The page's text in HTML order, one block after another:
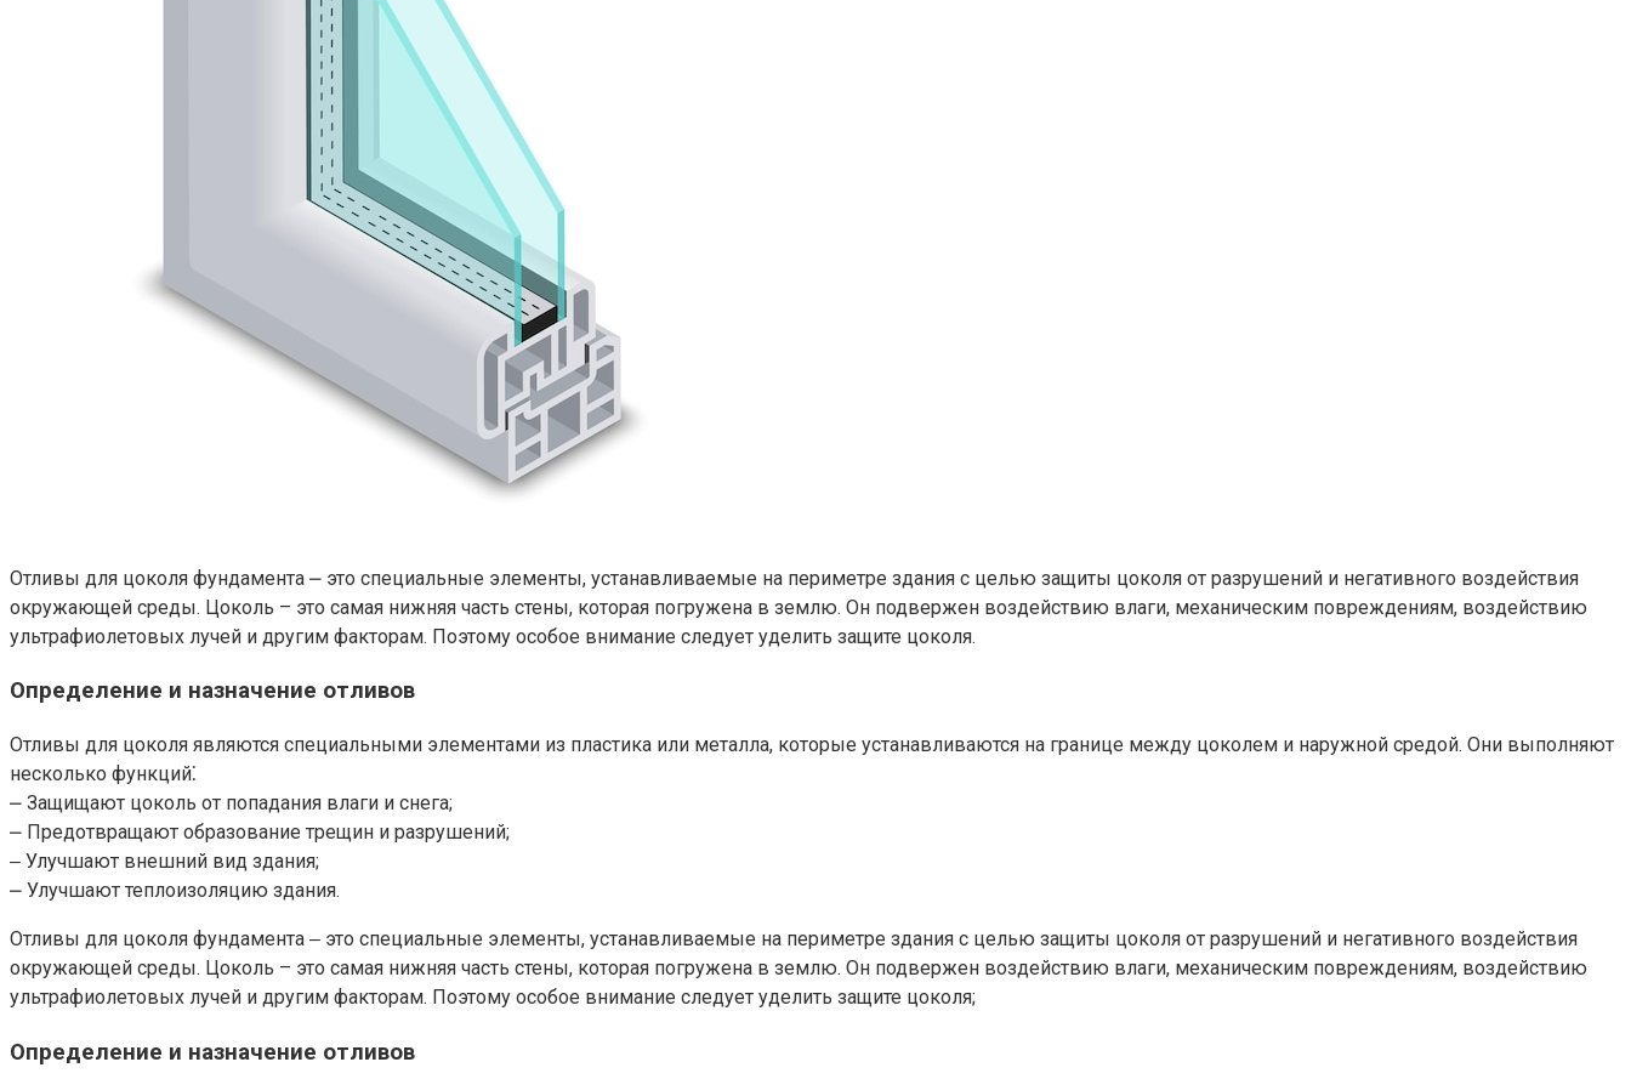
Отливы для цоколя фундамента ⎼ это специальные элементы, устанавливаемые на периметре здания с целью защиты цоколя от разрушений и негативного воздействия
окружающей среды.​ Цоколь – это самая нижняя часть стены, которая погружена в землю.​ Он подвержен воздействию влаги, механическим повреждениям, воздействию
ультрафиолетовых лучей и другим факторам.​ Поэтому особое внимание следует уделить защите цоколя.​
Определение и назначение отливов
Отливы для цоколя являются специальными элементами из пластика или металла, которые устанавливаются на границе между цоколем и наружной средой.​ Они выполняют
несколько функций⁚
⎼ Защищают цоколь от попадания влаги и снега;
⎼ Предотвращают образование трещин и разрушений;
‒ Улучшают внешний вид здания;
⎼ Улучшают теплоизоляцию здания.
Отливы для цоколя фундамента ‒ это специальные элементы, устанавливаемые на периметре здания с целью защиты цоколя от разрушений и негативного воздействия
окружающей среды.​ Цоколь – это самая нижняя часть стены, которая погружена в землю. Он подвержен воздействию влаги, механическим повреждениям, воздействию
ультрафиолетовых лучей и другим факторам.​ Поэтому особое внимание следует уделить защите цоколя;
Определение и назначение отливов